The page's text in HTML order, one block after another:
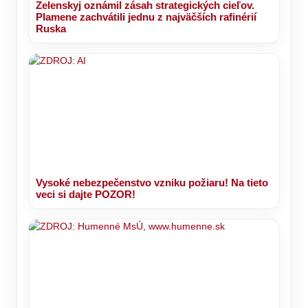
Zelenskyj oznámil zásah strategických cieľov.
Plamene zachvátili jednu z najväčších rafinérií
Ruska
Vysoké nebezpečenstvo vzniku požiaru! Na tieto
veci si dajte POZOR!